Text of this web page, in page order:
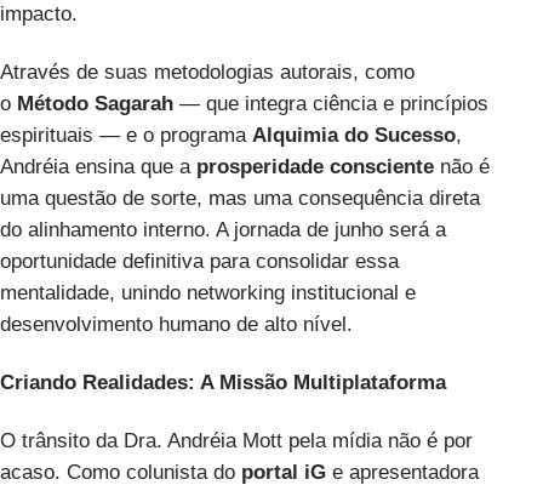
impacto.
Através de suas metodologias autorais, como
o Método Sagarah — que integra ciência e princípios
espirituais — e o programa Alquimia do Sucesso,
Andréia ensina que a prosperidade consciente não é
uma questão de sorte, mas uma consequência direta
do alinhamento interno. A jornada de junho será a
oportunidade definitiva para consolidar essa
mentalidade, unindo networking institucional e
desenvolvimento humano de alto nível.
Criando Realidades: A Missão Multiplataforma
O trânsito da Dra. Andréia Mott pela mídia não é por
acaso. Como colunista do portal iG e apresentadora